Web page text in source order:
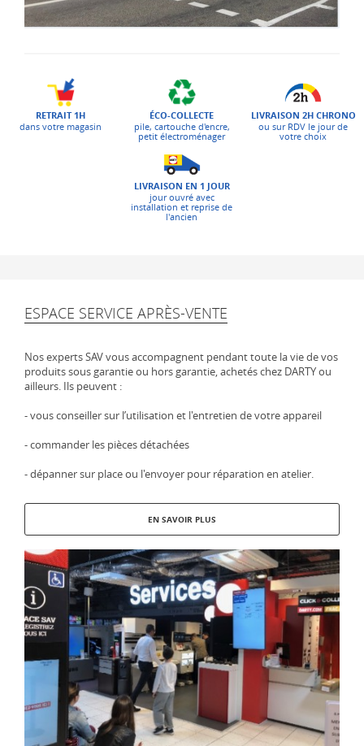
RETRAIT 1H
dans votre magasin
ÉCO-COLLECTE
pile, cartouche d'encre,
petit électroménager
LIVRAISON 2H CHRONO
ou sur RDV le jour de
votre choix
LIVRAISON EN 1 JOUR
jour ouvré avec
installation et reprise de
l'ancien
ESPACE SERVICE APRÈS-VENTE
Nos experts SAV vous accompagnent pendant toute la vie de vos
produits sous garantie ou hors garantie, achetés chez DARTY ou
ailleurs. Ils peuvent :
- vous conseiller sur l’utilisation et l'entretien de votre appareil
- commander les pièces détachées
- dépanner sur place ou l'envoyer pour réparation en atelier.
EN SAVOIR PLUS